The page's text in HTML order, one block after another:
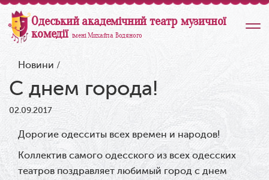
Одеський академічний театр музичної
комедії імені Михайла Водяного
Новини /
С днем города!
02.09.2017
Дорогие одесситы всех времен и народов!
Коллектив самого одесского из всех одесских
театров поздравляет любимый город с днем